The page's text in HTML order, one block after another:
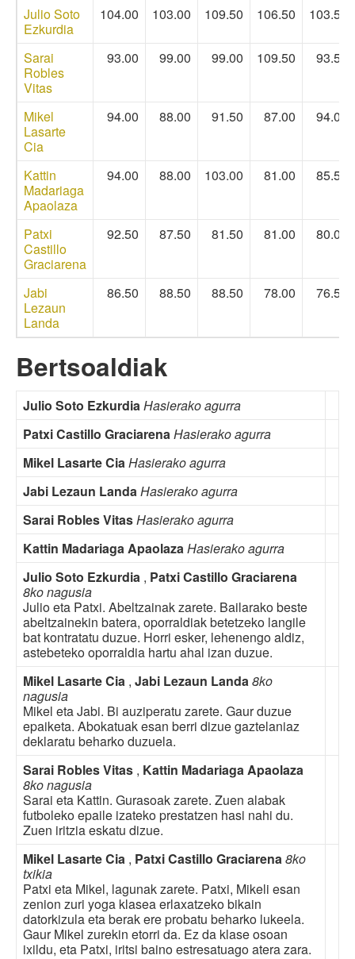
Julio Soto
Ezkurdia
104.00 103.00 109.50 106.50 103.50
Sarai
Robles
Vitas
93.00 99.00 99.00 109.50 93.50
Mikel
Lasarte
Cia
94.00 88.00 91.50 87.00 94.00
Kattin
Madariaga
Apaolaza
94.00 88.00 103.00 81.00 85.50
Patxi
Castillo
Graciarena
92.50 87.50 81.50 81.00 80.00
Jabi
Lezaun
Landa
86.50 88.50 88.50 78.00 76.50
Bertsoaldiak
Julio Soto EzkurdiaHasierako agurra
Patxi Castillo GraciarenaHasierako agurra
Mikel Lasarte CiaHasierako agurra
Jabi Lezaun LandaHasierako agurra
Sarai Robles VitasHasierako agurra
Kattin Madariaga ApaolazaHasierako agurra
Julio Soto Ezkurdia , Patxi Castillo Graciarena
8ko nagusia
Julio eta Patxi. Abeltzainak zarete. Bailarako beste
abeltzainekin batera, oporraldiak betetzeko langile
bat kontratatu duzue. Horri esker, lehenengo aldiz,
astebeteko oporraldia hartu ahal izan duzue.
Mikel Lasarte Cia , Jabi Lezaun Landa8ko
nagusia
Mikel eta Jabi. Bi auziperatu zarete. Gaur duzue
epaiketa. Abokatuak esan berri dizue gaztelaniaz
deklaratu beharko duzuela.
Sarai Robles Vitas , Kattin Madariaga Apaolaza
8ko nagusia
Sarai eta Kattin. Gurasoak zarete. Zuen alabak
futboleko epaile izateko prestatzen hasi nahi du.
Zuen iritzia eskatu dizue.
Mikel Lasarte Cia , Patxi Castillo Graciarena8ko
txikia
Patxi eta Mikel, lagunak zarete. Patxi, Mikeli esan
zenion zuri yoga klasea erlaxatzeko bikain
datorkizula eta berak ere probatu beharko lukeela.
Gaur Mikel zurekin etorri da. Ez da klase osoan
ixildu, eta Patxi, iritsi baino estresatuago atera zara.